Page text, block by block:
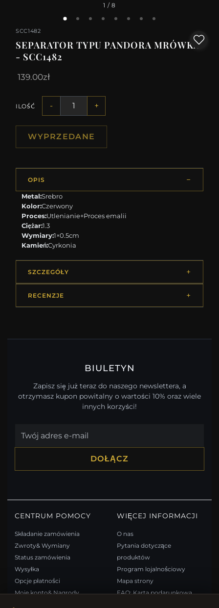
1 / 8
SCC1482
SEPARATOR TYPU PANDORA MRÓWKA
- SCC1482
139.00zł
ILOŚĆ - +
WYPRZEDANE
OPIS
Metal:Srebro
Kolor:Czerwony
Proces:Utlenianie+Proces emalii
Ciężar:1.3
Wymiary:1×0.5cm
Kamień:Cyrkonia
SZCZEGÓŁY
RECENZJE
BIULETYN
Zapisz się już teraz do naszego newslettera, a
otrzymasz kupon powitalny o wartości 10% oraz wiele
innych korzyści!
DOŁĄCZ
CENTRUM POMOCY
Składanie zamówienia
Zwroty& Wymiany
Status zamówienia
Wysyłka
Opcje płatności
Moje konto& Nagrody
WIĘCEJ INFORMACJI
O nas
Pytania dotyczące
produktów
Program lojalnościowy
Mapa strony
FAQ: Karta podarunkowa